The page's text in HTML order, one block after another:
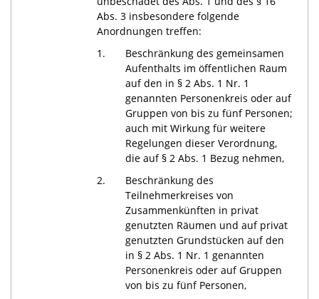
Abs. 3 insbesondere folgende
Anordnungen treffen:
1.
Beschränkung des gemeinsamen
Aufenthalts im öffentlichen Raum
auf den in § 2 Abs. 1 Nr. 1
genannten Personenkreis oder auf
Gruppen von bis zu fünf Personen;
auch mit Wirkung für weitere
Regelungen dieser Verordnung,
die auf § 2 Abs. 1 Bezug nehmen,
2.
Beschränkung des
Teilnehmerkreises von
Zusammenkünften in privat
genutzten Räumen und auf privat
genutzten Grundstücken auf den
in § 2 Abs. 1 Nr. 1 genannten
Personenkreis oder auf Gruppen
von bis zu fünf Personen,